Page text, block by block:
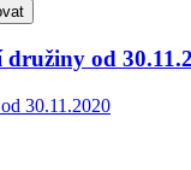
od
30.11.2020